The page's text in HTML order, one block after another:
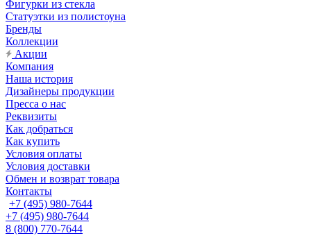
Фигурки из стекла
Статуэтки из полистоуна
Бренды
Коллекции
Акции
Компания
Наша история
Дизайнеры продукции
Пресса о нас
Реквизиты
Как добраться
Как купить
Условия оплаты
Условия доставки
Обмен и возврат товара
Контакты
+7 (495) 980-7644
+7 (495) 980-7644
8 (800) 770-7644